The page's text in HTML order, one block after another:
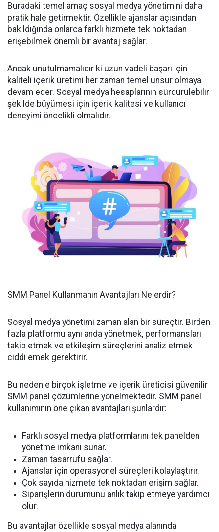
Buradaki temel amaç sosyal medya yönetimini daha
pratik hale getirmektir. Özellikle ajanslar açısından
bakıldığında onlarca farklı hizmete tek noktadan
erişebilmek önemli bir avantaj sağlar.
Ancak unutulmamalıdır ki uzun vadeli başarı için
kaliteli içerik üretimi her zaman temel unsur olmaya
devam eder. Sosyal medya hesaplarının sürdürülebilir
şekilde büyümesi için içerik kalitesi ve kullanıcı
deneyimi öncelikli olmalıdır.
SMM Panel Kullanmanın Avantajları Nelerdir?
Sosyal medya yönetimi zaman alan bir süreçtir. Birden
fazla platformu aynı anda yönetmek, performansları
takip etmek ve etkileşim süreçlerini analiz etmek
ciddi emek gerektirir.
Bu nedenle birçok işletme ve içerik üreticisi güvenilir
SMM panel çözümlerine yönelmektedir. SMM panel
kullanımının öne çıkan avantajları şunlardır:
Farklı sosyal medya platformlarını tek panelden
yönetme imkanı sunar.
Zaman tasarrufu sağlar.
Ajanslar için operasyonel süreçleri kolaylaştırır.
Çok sayıda hizmete tek noktadan erişim sağlar.
Siparişlerin durumunu anlık takip etmeye yardımcı
olur.
Bu avantajlar özellikle sosyal medya alanında